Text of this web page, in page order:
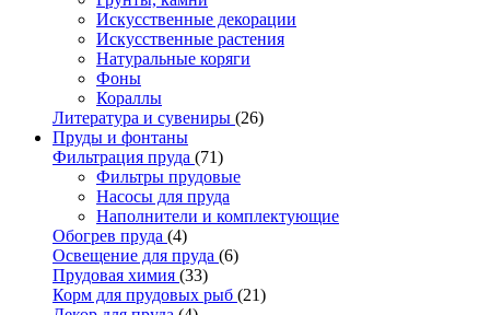
Искусственные декорации
Искусственные растения
Натуральные коряги
Фоны
Кораллы
Литература и сувениры (26)
Пруды и фонтаны
Фильтрация пруда (71)
Фильтры прудовые
Насосы для пруда
Наполнители и комплектующие
Обогрев пруда (4)
Освещение для пруда (6)
Прудовая химия (33)
Корм для прудовых рыб (21)